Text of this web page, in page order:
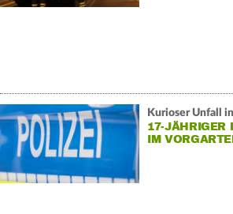
Kurioser Unfall
17-JÄHRIGER
IM